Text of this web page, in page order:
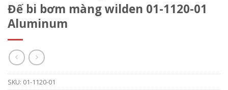
Đế bi bơm màng wilden 01-1120-01
Aluminum
SKU: 01-1120-01